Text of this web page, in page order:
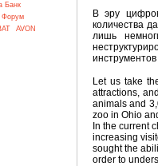
Банк
Форум
AVON
В эру
количества
лишь
Let us take
attractions,
animals and
zoo in Ohio
In the current
increasing
sought the
order to